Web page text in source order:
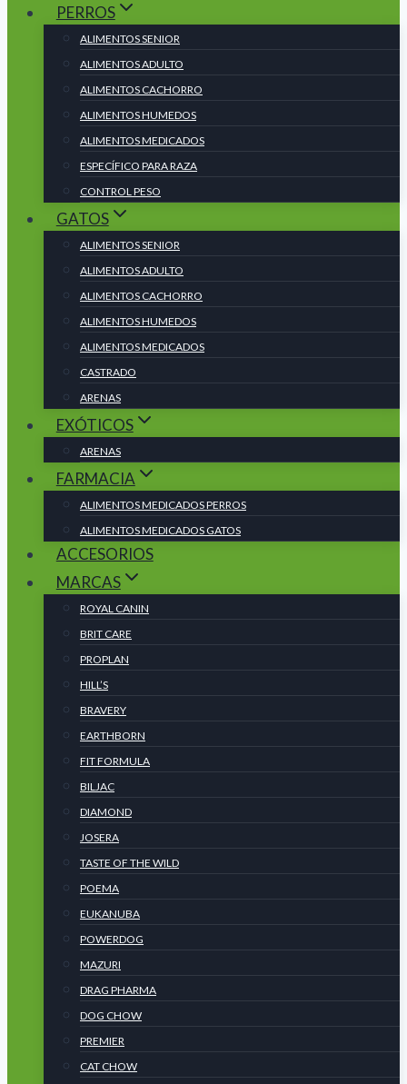
PERROS
ALIMENTOS SENIOR
ALIMENTOS ADULTO
ALIMENTOS CACHORRO
ALIMENTOS HUMEDOS
ALIMENTOS MEDICADOS
ESPECÍFICO PARA RAZA
CONTROL PESO
GATOS
ALIMENTOS SENIOR
ALIMENTOS ADULTO
ALIMENTOS CACHORRO
ALIMENTOS HUMEDOS
ALIMENTOS MEDICADOS
CASTRADO
ARENAS
EXÓTICOS
ARENAS
FARMACIA
ALIMENTOS MEDICADOS PERROS
ALIMENTOS MEDICADOS GATOS
ACCESORIOS
MARCAS
ROYAL CANIN
BRIT CARE
PROPLAN
HILL’S
BRAVERY
EARTHBORN
FIT FORMULA
BILJAC
DIAMOND
JOSERA
TASTE OF THE WILD
POEMA
EUKANUBA
POWERDOG
MAZURI
DRAG PHARMA
DOG CHOW
PREMIER
CAT CHOW